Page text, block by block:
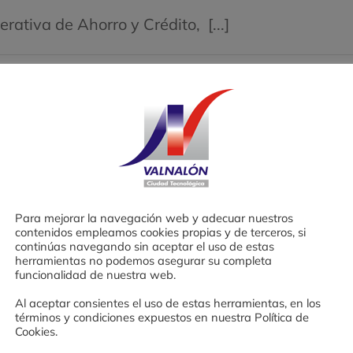
de Ahorro y Crédito, [...]
en
[...]
en
¡Seguimos
trabajando
el
Banco
Para mejorar la navegación web y adecuar nuestros
contenidos empleamos cookies propias y de terceros, si
continúas navegando sin aceptar el uso de estas
herramientas no podemos asegurar su completa
funcionalidad de nuestra web.
Al aceptar consientes el uso de estas herramientas, en los
términos y condiciones expuestos en nuestra Política de
Cookies.